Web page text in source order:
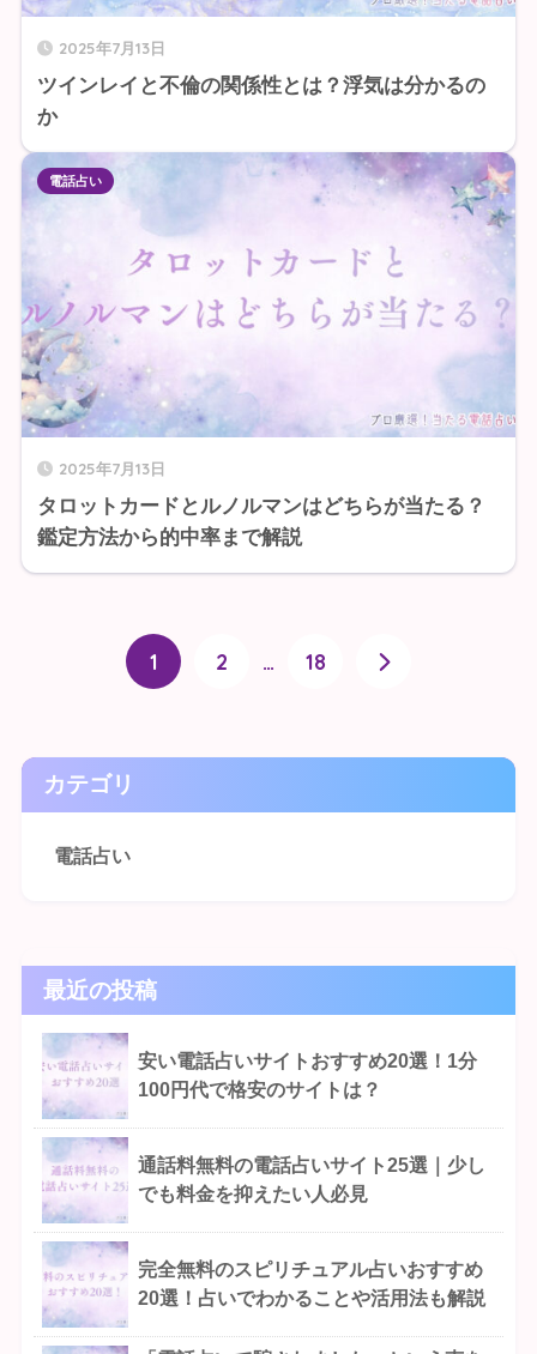
2025年7月13日
ツインレイと不倫の関係性とは？浮気は分かるの
か
2025年7月13日
タロットカードとルノルマンはどちらが当たる？
鑑定方法から的中率まで解説
電話占い
1 2 … 18
カテゴリ
電話占い
最近の投稿
安い電話占いサイトおすすめ20選！1分
100円代で格安のサイトは？
通話料無料の電話占いサイト25選｜少し
でも料金を抑えたい人必見
完全無料のスピリチュアル占いおすすめ
20選！占いでわかることや活用法も解説